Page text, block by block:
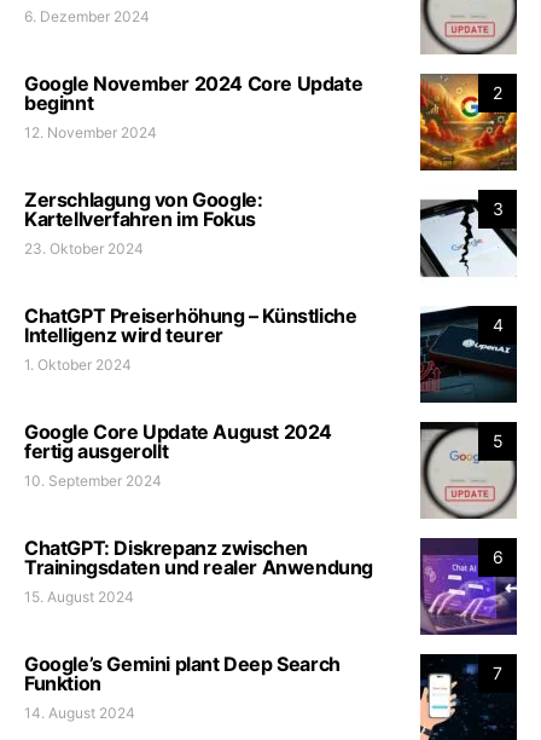
6. Dezember 2024
2
Google November 2024 Core Update
beginnt
12. November 2024
3
Zerschlagung von Google:
Kartellverfahren im Fokus
23. Oktober 2024
4
ChatGPT Preiserhöhung – Künstliche
Intelligenz wird teurer
1. Oktober 2024
5
Google Core Update August 2024
fertig ausgerollt
10. September 2024
6
ChatGPT: Diskrepanz zwischen
Trainingsdaten und realer Anwendung
15. August 2024
7
Google’s Gemini plant Deep Search
Funktion
14. August 2024